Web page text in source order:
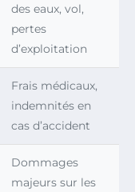
des eaux, vol,
pertes
d’exploitation
Frais médicaux,
indemnités en
cas d’accident
Dommages
majeurs sur les